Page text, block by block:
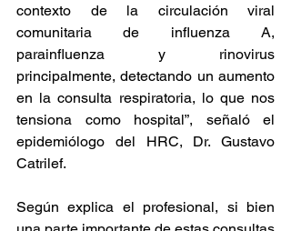
contexto de la circulación viral
comunitaria de influenza A,
parainfluenza y rinovirus
principalmente, detectando un aumento
en la consulta respiratoria, lo que nos
tensiona como hospital”, señaló el
epidemiólogo del HRC, Dr. Gustavo
Catrilef.
Según explica el profesional, si bien